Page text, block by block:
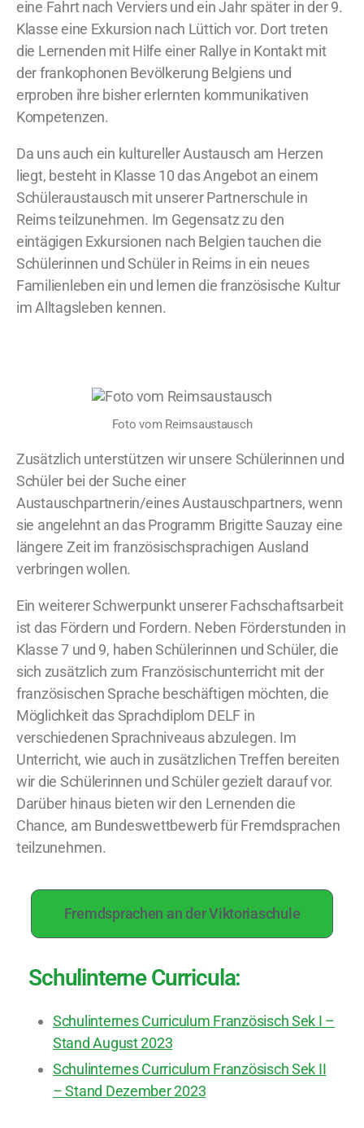
eine Fahrt nach Verviers und ein Jahr später in der 9.
Klasse eine Exkursion nach Lüttich vor. Dort treten
die Lernenden mit Hilfe einer Rallye in Kontakt mit
der frankophonen Bevölkerung Belgiens und
erproben ihre bisher erlernten kommunikativen
Kompetenzen.
Da uns auch ein kultureller Austausch am Herzen
liegt, besteht in Klasse 10 das Angebot an einem
Schüleraustausch mit unserer Partnerschule in
Reims teilzunehmen. Im Gegensatz zu den
eintägigen Exkursionen nach Belgien tauchen die
Schülerinnen und Schüler in Reims in ein neues
Familienleben ein und lernen die französische Kultur
im Alltagsleben kennen.
Foto vom Reimsaustausch
Zusätzlich unterstützen wir unsere Schülerinnen und
Schüler bei der Suche einer
Austauschpartnerin/eines Austauschpartners, wenn
sie angelehnt an das Programm Brigitte Sauzay eine
längere Zeit im französischsprachigen Ausland
verbringen wollen.
Ein weiterer Schwerpunkt unserer Fachschaftsarbeit
ist das Fördern und Fordern. Neben Förderstunden in
Klasse 7 und 9, haben Schülerinnen und Schüler, die
sich zusätzlich zum Französischunterricht mit der
französischen Sprache beschäftigen möchten, die
Möglichkeit das Sprachdiplom DELF in
verschiedenen Sprachniveaus abzulegen. Im
Unterricht, wie auch in zusätzlichen Treffen bereiten
wir die Schülerinnen und Schüler gezielt darauf vor.
Darüber hinaus bieten wir den Lernenden die
Chance, am Bundeswettbewerb für Fremdsprachen
teilzunehmen.
Fremdsprachen an der Viktoriaschule
Schulinterne Curricula:
Schulinternes Curriculum Französisch Sek I –
Stand August 2023
Schulinternes Curriculum Französisch Sek II
– Stand Dezember 2023